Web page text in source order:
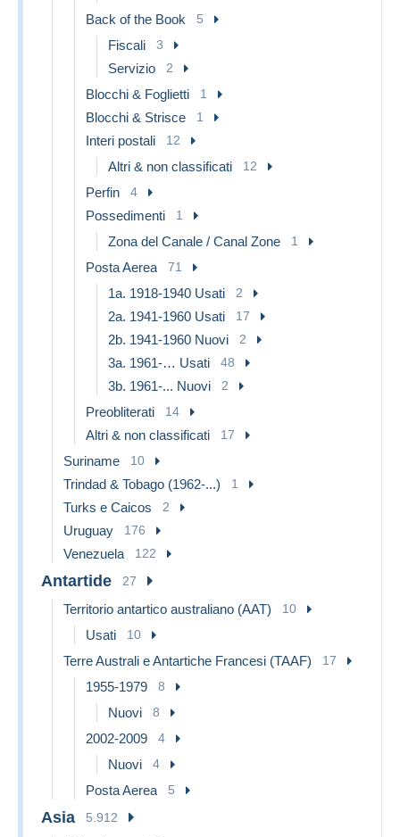
Back of the Book 5
Fiscali 3
Servizio 2
Blocchi & Foglietti 1
Blocchi & Strisce 1
Interi postali 12
Altri & non classificati 12
Perfin 4
Possedimenti 1
Zona del Canale / Canal Zone 1
Posta Aerea 71
1a. 1918-1940 Usati 2
2a. 1941-1960 Usati 17
2b. 1941-1960 Nuovi 2
3a. 1961-… Usati 48
3b. 1961-... Nuovi 2
Preobliterati 14
Altri & non classificati 17
Suriname 10
Trindad & Tobago (1962-...) 1
Turks e Caicos 2
Uruguay 176
Venezuela 122
Antartide 27
Territorio antartico australiano (AAT) 10
Usati 10
Terre Australi e Antartiche Francesi (TAAF) 17
1955-1979 8
Nuovi 8
2002-2009 4
Nuovi 4
Posta Aerea 5
Asia 5.912